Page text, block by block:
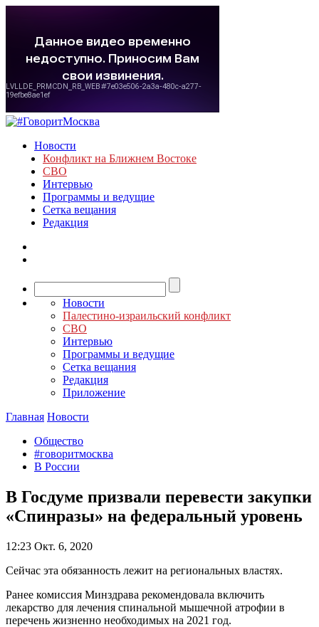
Новости
Конфликт на Ближнем Востоке
СВО
Интервью
Программы и ведущие
Сетка вещания
Редакция
Новости
Палестино-израильский конфликт
СВО
Интервью
Программы и ведущие
Сетка вещания
Редакция
Приложение
Главная Новости
Общество
#говоритмосква
В России
В Госдуме призвали перевести закупки
«Спинразы» на федеральный уровень
12:23 Окт. 6, 2020
Сейчас эта обязанность лежит на региональных властях.
Ранее комиссия Минздрава рекомендовала включить
лекарство для лечения спинальной мышечной атрофии в
перечень жизненно необходимых на 2021 год.